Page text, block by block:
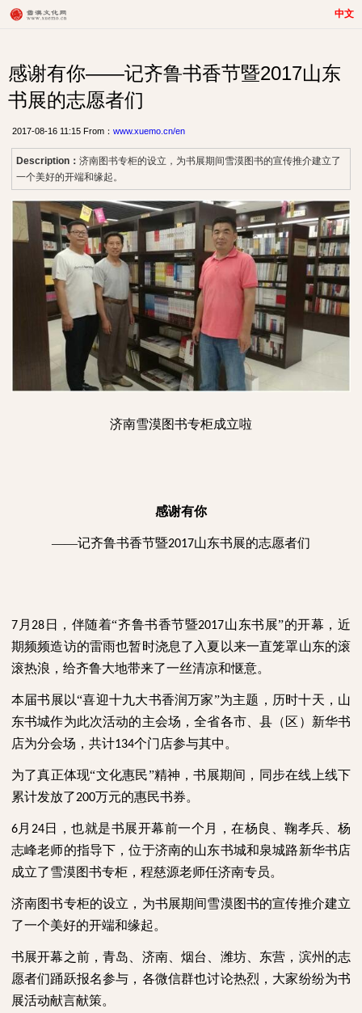
中文
感谢有你——记齐鲁书香节暨2017山东
书展的志愿者们
2017-08-16 11:15 From： www.xuemo.cn/en
Description： 济南图书专柜的设立，为书展期间雪漠图书的宣传推介建立了
一个美好的开端和缘起。
济南雪漠图书专柜成立啦
感谢有你
——记齐鲁书香节暨2017山东书展的志愿者们
7 月 28 日，伴随着“齐鲁书香节暨2017山东书展”的开幕，近
期频频造访的雷雨也暂时浇息了入夏以来一直笼罩山东的滚
滚热浪，给齐鲁大地带来了一丝清凉和惬意。
本届书展以“喜迎十九大书香润万家”为主题，历时十天，山
东书城作为此次活动的主会场，全省各市、县（区）新华书
店为分会场，共计134个门店参与其中。
为了真正体现“文化惠民”精神，书展期间，同步在线上线下
累计发放了200万元的惠民书券。
6月 24日，也就是书展开幕前一个月，在杨良、鞠孝兵、杨
志峰老师的指导下，位于济南的山东书城和泉城路新华书店
成立了雪漠图书专柜，程慈源老师任济南专员。
济南图书专柜的设立，为书展期间雪漠图书的宣传推介建立
了一个美好的开端和缘起。
书展开幕之前，青岛、济南、烟台、潍坊、东营，滨州的志
愿者们踊跃报名参与，各微信群也讨论热烈，大家纷纷为书
展活动献言献策。